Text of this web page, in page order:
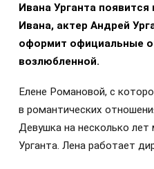
Ивана Урганта
Ивана, актер Андрей
оформит официальные
возлюбленной.
Елене Романовой, с
в романтических
Девушка на несколько
Урганта. Лена работает